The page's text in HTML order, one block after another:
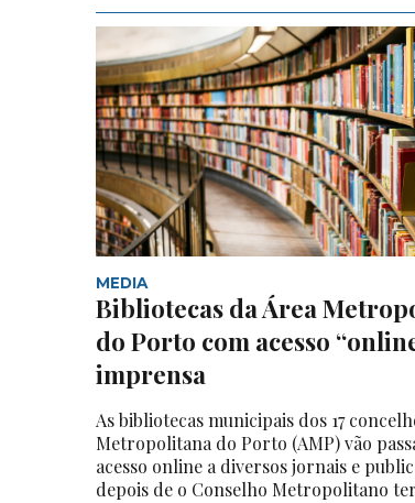
MEDIA
Bibliotecas da Área
do Porto com acesso
imprensa
As bibliotecas municipais dos 17
Metropolitana do Porto (AMP) vão
acesso online a diversos jornais e
depois de o Conselho Metropolitano